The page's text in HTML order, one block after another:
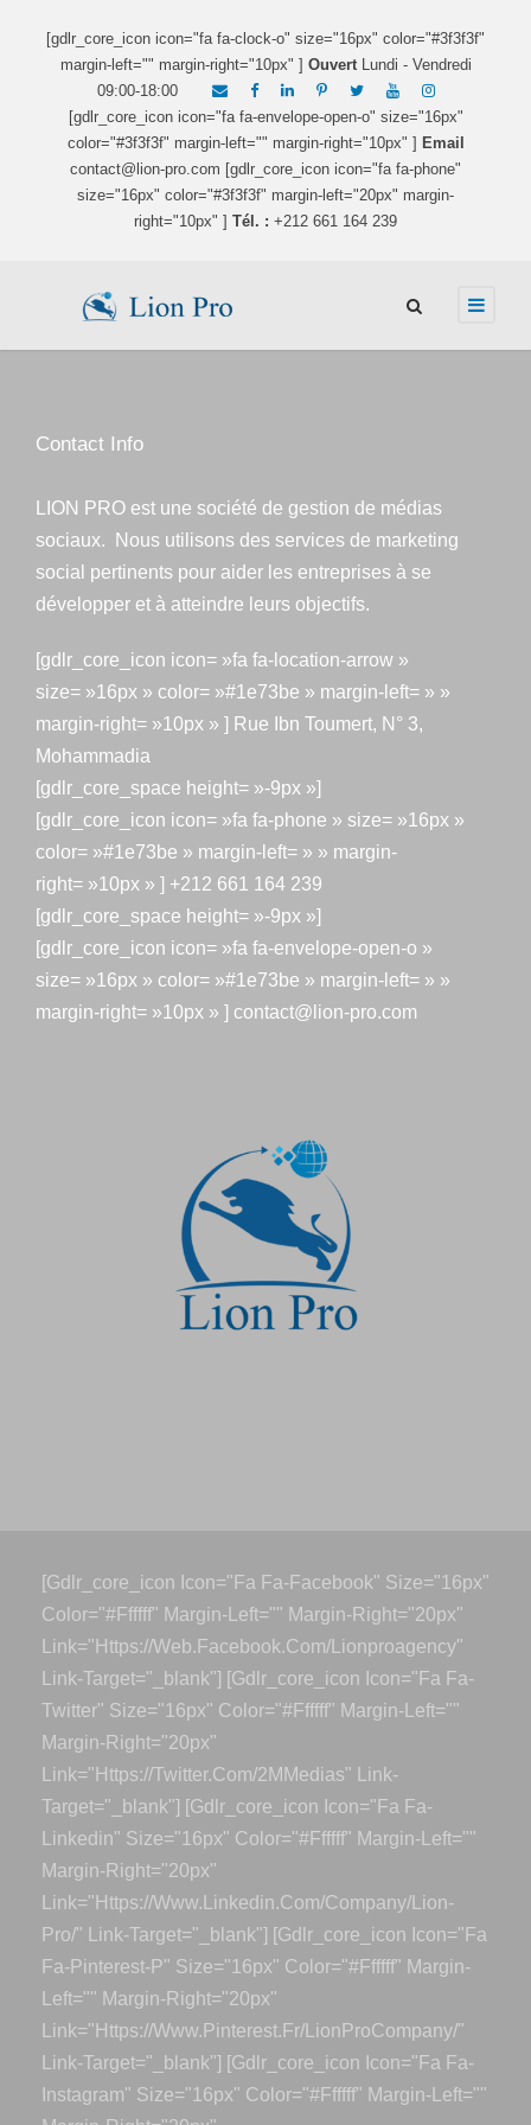
[gdlr_core_icon icon="fa fa-clock-o" size="16px" color="#3f3f3f"
margin-left="" margin-right="10px" ] OuvertLundi - Vendredi
09:00-18:00
[gdlr_core_icon icon="fa fa-envelope-open-o" size="16px"
color="#3f3f3f" margin-left="" margin-right="10px" ] Email
contact@lion-pro.com [gdlr_core_icon icon="fa fa-phone"
size="16px" color="#3f3f3f" margin-left="20px" margin-
right="10px" ] Tél. : +212 661 164 239
Contact Info
LION PRO est une société de gestion de médias
sociaux. Nous utilisons des services de marketing
social pertinents pour aider les entreprises à se
développer et à atteindre leurs objectifs.
[gdlr_core_icon icon= »fa fa-location-arrow »
size= »16px » color= »#1e73be » margin-left= » »
margin-right= »10px » ] Rue Ibn Toumert, N° 3,
Mohammadia
[gdlr_core_space height= »-9px »]
[gdlr_core_icon icon= »fa fa-phone » size= »16px »
color= »#1e73be » margin-left= » » margin-
right= »10px » ] +212 661 164 239
[gdlr_core_space height= »-9px »]
[gdlr_core_icon icon= »fa fa-envelope-open-o »
size= »16px » color= »#1e73be » margin-left= » »
margin-right= »10px » ] contact@lion-pro.com
[gdlr_core_icon Icon="fa Fa-Facebook" Size="16px"
Color="#ffffff" Margin-Left="" Margin-Right="20px"
Link="https://web.facebook.com/lionproagency"
Link-Target="_blank"] [gdlr_core_icon Icon="fa Fa-
Twitter" Size="16px" Color="#ffffff" Margin-Left=""
Margin-Right="20px"
Link="https://twitter.com/2MMedias" Link-
Target="_blank"] [gdlr_core_icon Icon="fa Fa-
Linkedin" Size="16px" Color="#ffffff" Margin-Left=""
Margin-Right="20px"
Link="https://www.linkedin.com/company/lion-
Pro/" Link-Target="_blank"] [gdlr_core_icon Icon="fa
Fa-Pinterest-P" Size="16px" Color="#ffffff" Margin-
Left="" Margin-Right="20px"
Link="https://www.pinterest.fr/LionProCompany/"
Link-Target="_blank"] [gdlr_core_icon Icon="fa Fa-
Instagram" Size="16px" Color="#ffffff" Margin-Left=""